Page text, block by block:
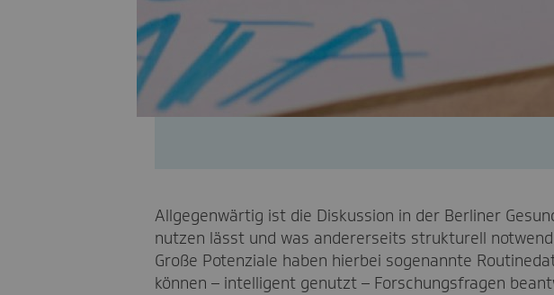
Allgegenwärtig ist die Diskussion in der Berliner
nutzen lässt und was andererseits strukturell
Große Potenziale haben hierbei sogenannte
können – intelligent genutzt – Forschungsfragen